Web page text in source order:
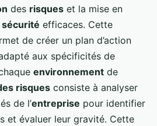
des risques et la mise en
sécurité efficaces. Cette
de créer un plan d’action
aux spécificités de
environnement de
risques consiste à analyser
de l’entreprise pour identifier
et évaluer leur gravité. Cette